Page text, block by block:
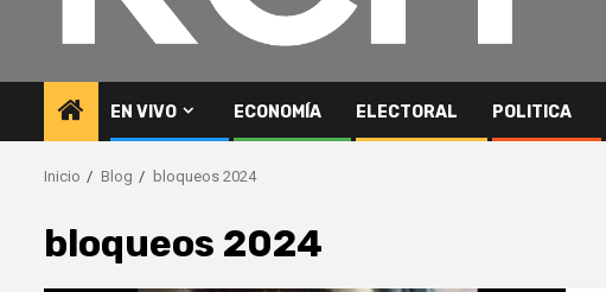
EN VIVO ECONOMÍA ELECTORAL POLITICA
Inicio Blog bloqueos 2024
bloqueos 2024